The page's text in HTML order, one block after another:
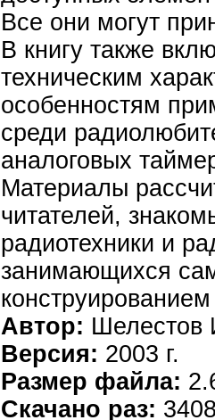
Все они могут
В книгу также
техническим
особенностям
среди
аналоговых
Материалы
читателей,
радиотехники и
занимающихся
Автор: Шелестов
Версия: 2003 г.
Размер файла:
Скачано раз: